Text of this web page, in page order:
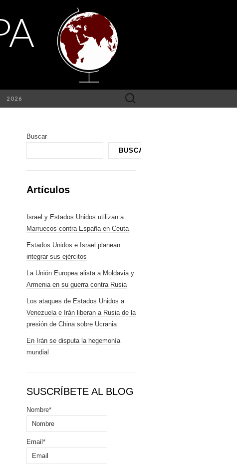
2026 Buscar:
Buscar
BUSCAR
Artículos
Israel y Estados Unidos utilizan a
Marruecos contra España en Ceuta
Estados Unidos e Israel planean
integrar sus ejércitos
La Unión Europea alista a Moldavia y
Armenia en su guerra contra Rusia
Los ataques de Estados Unidos a
Venezuela e Irán liberan a Rusia de la
presión de China sobre Ucrania
En Irán se disputa la hegemonía
mundial
SUSCRÍBETE AL BLOG
Nombre*
Email*